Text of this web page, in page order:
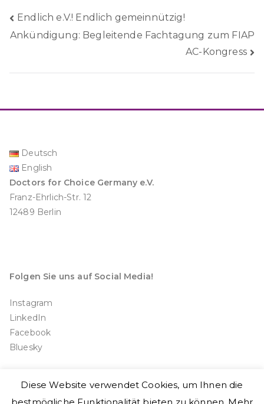
Beitragsnavigation
Endlich e.V.! Endlich gemeinnützig!
Ankündigung: Begleitende Fachtagung zum FIAP
AC-Kongress
Deutsch
English
Doctors for Choice Germany e.V.
Franz-Ehrlich-Str. 12
12489 Berlin
Folgen Sie uns auf Social Media!
Instagram
LinkedIn
Facebook
Bluesky
Diese Website verwendet Cookies, um Ihnen die